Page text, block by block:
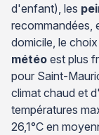
d'enfant), les
recommandées,
domicile, le
météo est plus
pour Saint-
climat chaud et
températures
26,1°C en